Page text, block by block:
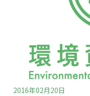
學員們迅速的彼此熱
的人們及事物。來自
景，有的是本身工作
的學員感到非常敬佩
2016年02月20日